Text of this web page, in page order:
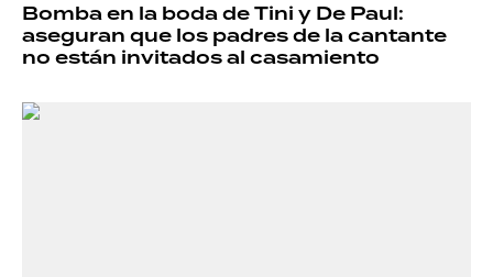
Bomba en la boda de Tini y De Paul:
aseguran que los padres de la cantante
no están invitados al casamiento